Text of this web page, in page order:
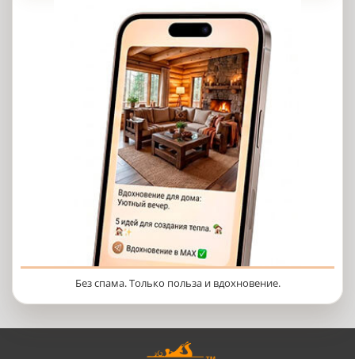
Без спама. Только польза и вдохновение.